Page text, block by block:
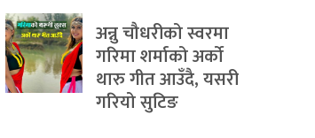
अन्नु चौधरीको स्वरमा
गरिमा शर्माको अर्को
थारु गीत आउँदै, यसरी
गरियो सुटिङ